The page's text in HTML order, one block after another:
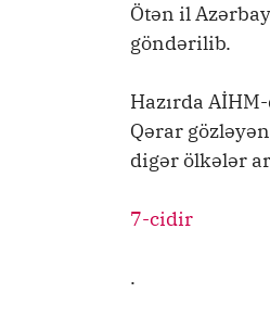
Ötən il
göndərilib.
Hazırda
Qərar
digər ölkələr
7-cidir
.